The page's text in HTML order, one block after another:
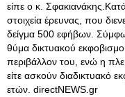
είπε ο κ.
στοιχεία έρευνας, που
δείγμα 500 εφήβων.
θύμα δικτυακού
περιβάλλον του, ενώ η
είτε ασκούν διαδικτυακό
ετών. directNEWS.gr